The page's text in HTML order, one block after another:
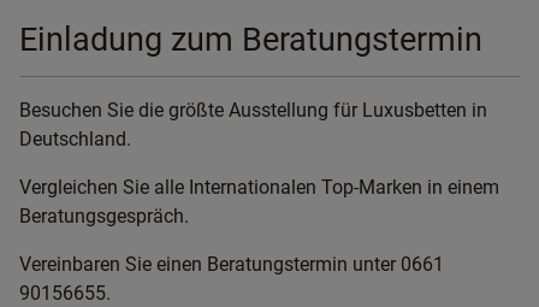
Einladung zum Beratungstermin
Besuchen Sie die größte Ausstellung für Luxusbetten in
Deutschland.
Vergleichen Sie alle Internationalen Top-Marken in einem
Beratungsgespräch.
Vereinbaren Sie einen Beratungstermin unter 0661
90156655.